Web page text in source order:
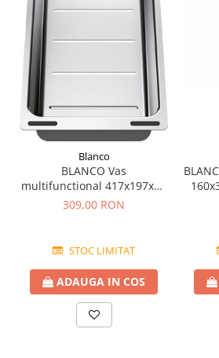
Blanco
BLANCO Vas
multifunctional 417x197x80
mm din inox pentru
309,00 RON
STOC LIMITAT
ADAUGA IN COS